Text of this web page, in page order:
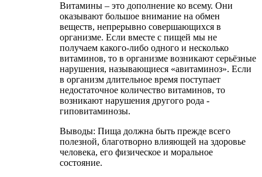
Витамины – это дополнение ко всему. Они
оказывают большое внимание на обмен
веществ, непрерывно совершающихся в
организме. Если вместе с пищей мы не
получаем какого-либо одного и несколько
витаминов, то в организме возникают серьёзные
нарушения, называющиеся «авитаминоз». Если
в организм длительное время поступает
недостаточное количество витаминов, то
возникают нарушения другого рода -
гиповитаминозы.
Выводы: Пища должна быть прежде всего
полезной, благотворно влияющей на здоровье
человека, его физическое и моральное
состояние.